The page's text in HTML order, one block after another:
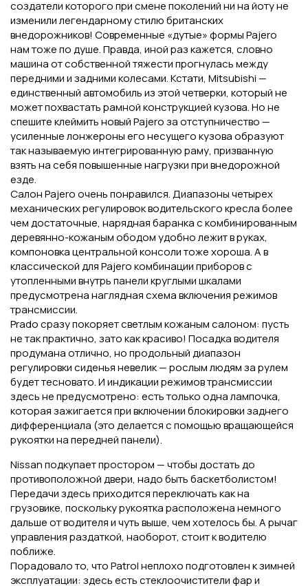
создатели которого при смене поколений ни на йоту не
изменили легендарному стилю британских
внедорожников! Современные «дутые» формы Pajero
нам тоже по душе. Правда, иной раз кажется, словно
машина от собственной тяжести прогнулась между
передними и задними колесами. Кстати, Mitsubishi —
единственный автомобиль из этой четверки, который не
может похвастать рамной конструкцией кузова. Но не
спешите клеймить новый Pajero за отступничество —
усиленные лонжероны его несущего кузова образуют
так называемую интегрированную раму, призванную
взять на себя повышенные нагрузки при внедорожной
езде.
Салон Pajero очень понравился. Диапазоны четырех
механических регулировок водительского кресла более
чем достаточные, нарядная баранка с комбинированным
деревянно-кожаным ободом удобно лежит в руках,
компоновка центральной консоли тоже хороша. А в
классической для Pajero комбинации приборов с
утопленными внутрь панели круглыми шкалами
предусмотрена наглядная схема включения режимов
трансмиссии.
Prado сразу покоряет светлым кожаным салоном: пусть
не так практично, зато как красиво! Посадка водителя
продумана отлично, но продольный диапазон
регулировки сиденья невелик — рослым людям за рулем
будет тесновато. И индикации режимов трансмиссии
здесь не предусмотрено: есть только одна лампочка,
которая зажигается при включении блокировки заднего
дифференциала (это делается с помощью вращающейся
рукоятки на передней панели).
Nissan подкупает простором — чтобы достать до
противоположной двери, надо быть баскетболистом!
Передачи здесь приходится переключать как на
грузовике, поскольку рукоятка расположена немного
дальше от водителя и чуть выше, чем хотелось бы. А рычаг
управления раздаткой, наоборот, стоит к водителю
поближе.
Порадовало то, что Patrol неплохо подготовлен к зимней
эксплуатации: здесь есть стеклоочистители фар и